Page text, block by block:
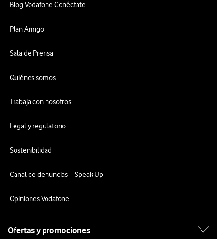
Blog Vodafone Conéctate
Plan Amigo
Sala de Prensa
Quiénes somos
Trabaja con nosotros
Legal y regulatorio
Sostenibilidad
Canal de denuncias – Speak Up
Opiniones Vodafone
Ofertas y promociones